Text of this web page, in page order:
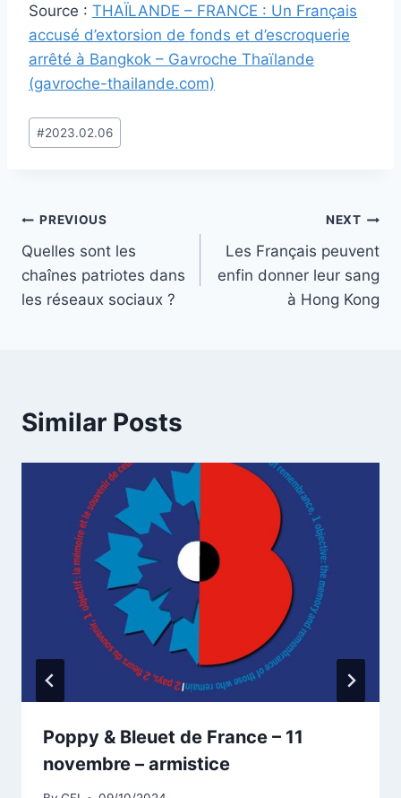
Source : THAÏLANDE – FRANCE : Un Français
accusé d’extorsion de fonds et d’escroquerie
arrêté à Bangkok – Gavroche Thaïlande
(gavroche-thailande.com)
Post
Tags:
#2023.02.06
Post
navigation
PREVIOUS
Quelles sont les
chaînes patriotes dans
les réseaux sociaux ?
NEXT
Les Français peuvent
enfin donner leur sang
à Hong Kong
Similar Posts
Poppy & Bleuet de France – 11
novembre – armistice